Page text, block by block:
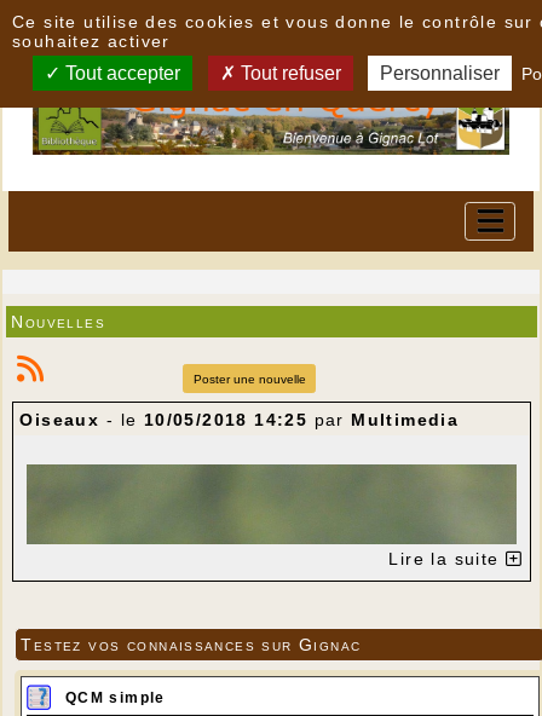
Nouvelles
Poster une nouvelle
Oiseaux - le 10/05/2018 14:25 par Multimedia
Lire la suite
Testez vos connaissances sur Gignac
QCM simple
Ce site utilise des cookies et vous donne le contrôle sur
souhaitez activer
Tout accepter Tout refuser Personnaliser